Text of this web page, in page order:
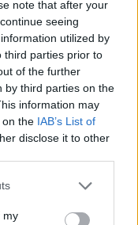
note that after your
seeing
utilized by
third parties prior to
of the further
by third parties on the
information may
on the IAB’s List of
disclose it to other
or more Google
You may click to
my
οδηγού»: